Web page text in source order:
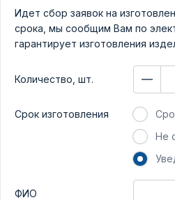
Идет сбор заявок на
срока, мы сообщим Вам по
гарантирует изготовления
Количество, шт.
Срок изготовления
Не
ФИО